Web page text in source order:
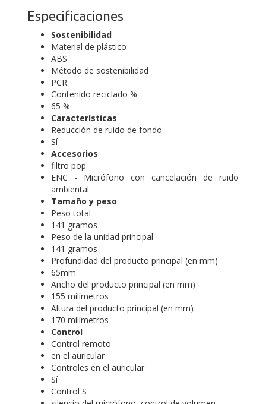
Especificaciones
Sostenibilidad
Material de plástico
ABS
Método de sostenibilidad
PCR
Contenido reciclado %
65 %
Características
Reducción de ruido de fondo
Sí
Accesorios
filtro pop
ENC - Micrófono con cancelación de ruido
ambiental
Tamaño y peso
Peso total
141 gramos
Peso de la unidad principal
141 gramos
Profundidad del producto principal (en mm)
65mm
Ancho del producto principal (en mm)
155 milímetros
Altura del producto principal (en mm)
170 milímetros
Control
Control remoto
en el auricular
Controles en el auricular
Sí
Control S